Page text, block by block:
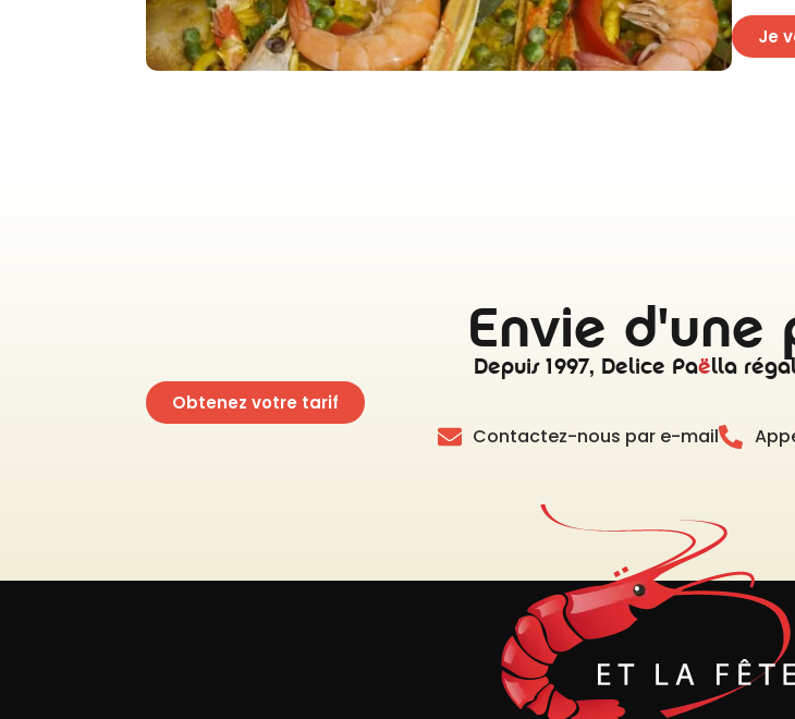
Je
Envie d'une
Depuis 1997, Delice Paëlla
Obtenez votre tarif
Contactez-nous par e-mail